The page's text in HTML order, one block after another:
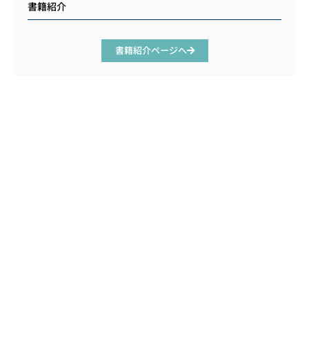
書籍紹介
書籍紹介ページへ